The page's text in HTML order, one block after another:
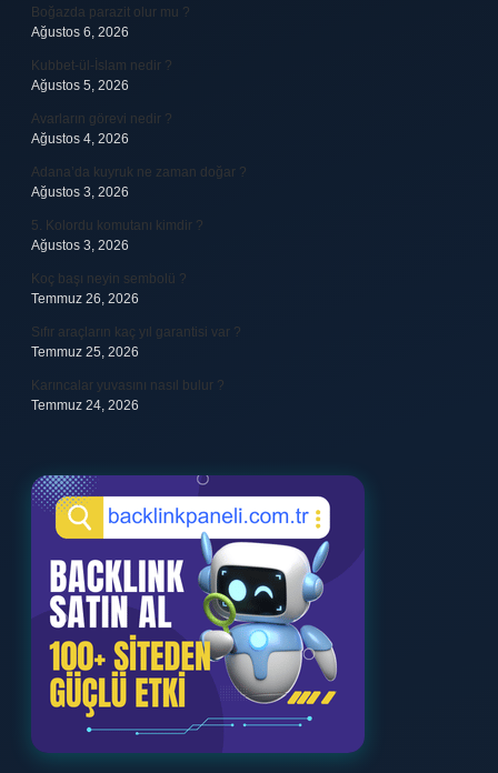
Boğazda parazit olur mu ?
Ağustos 6, 2026
Kubbet-ül-İslam nedir ?
Ağustos 5, 2026
Avarların görevi nedir ?
Ağustos 4, 2026
Adana’da kuyruk ne zaman doğar ?
Ağustos 3, 2026
5. Kolordu komutanı kimdir ?
Ağustos 3, 2026
Koç başı neyin sembolü ?
Temmuz 26, 2026
Sıfır araçların kaç yıl garantisi var ?
Temmuz 25, 2026
Karıncalar yuvasını nasıl bulur ?
Temmuz 24, 2026